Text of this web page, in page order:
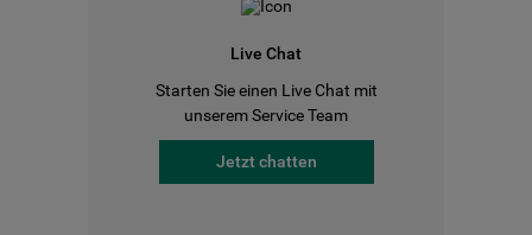
Live Chat
Starten Sie einen Live Chat mit
unserem Service Team
Jetzt chatten